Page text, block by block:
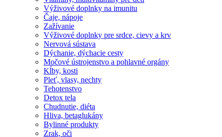
Výživové doplnky na imunitu
Čaje, nápoje
Zažívanie
Výživové doplnky pre srdce, cievy a krv
Nervová sústava
Dýchanie, dýchacie cesty
Močové ústrojenstvo a pohlavné orgány
Kĺby, kosti
Pleť, vlasy, nechty
Tehotenstvo
Detox tela
Chudnutie, diéta
Hliva, betaglukány
Bylinné produkty
Zrak, oči